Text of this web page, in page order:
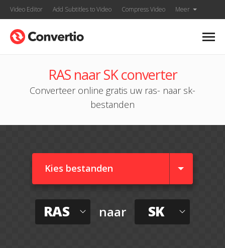
Video Editor Add Subtitles to Video Compress Video Meer
RAS naar SK converter
Converteer online gratis uw ras- naar sk-
bestanden
Kies bestanden
RAS naar SK